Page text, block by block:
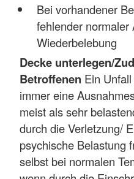
Bei vorhandener
fehlender normaler
Wiederbelebung
Decke unterlegen/
Betroffenen Ein
immer eine
meist als sehr
durch die Verletzung/
psychische Belastung
selbst bei normalen